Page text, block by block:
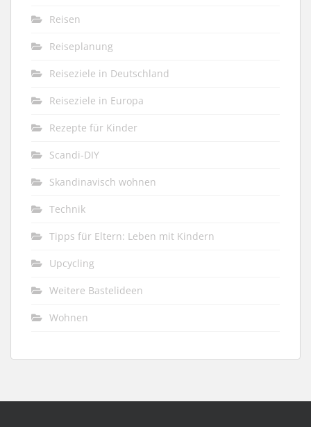
Reisen
Reiseplanung
Reiseziele in Deutschland
Reiseziele in Europa
Rezepte für Kinder
Scandi-DIY
Skandinavisch wohnen
Technik
Tipps für Eltern: Leben mit Kindern
Upcycling
Weitere Bastelideen
Wohnen